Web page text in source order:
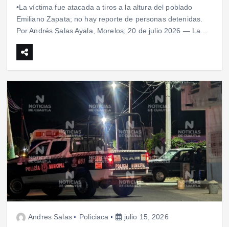
•La víctima fue atacada a tiros a la altura del poblado
Emiliano Zapata; no hay reporte de personas detenidas.
Por Andrés Salas Ayala, Morelos; 20 de julio 2026 — La…
Andres Salas Policiaca julio 15, 2026